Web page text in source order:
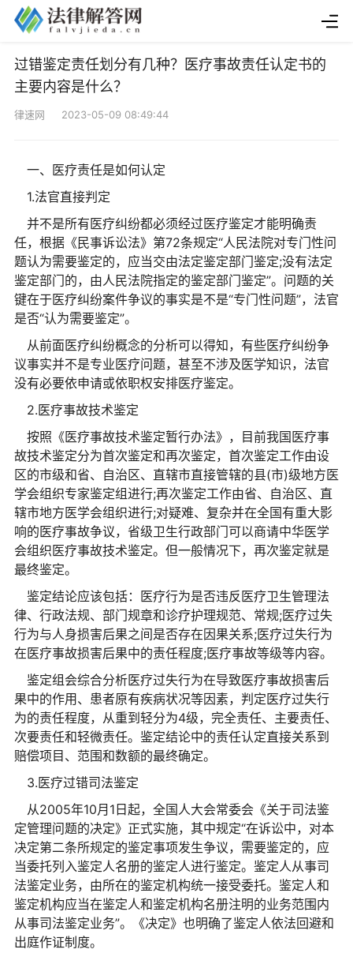
过错鉴定责任划分有几种？医疗事故责任认定书的
主要内容是什么？
律速网 2023-05-09 08:49:44
一、医疗责任是如何认定
1.法官直接判定
并不是所有医疗纠纷都必须经过医疗鉴定才能明确责
任，根据《民事诉讼法》第72条规定“人民法院对专门性问
题认为需要鉴定的，应当交由法定鉴定部门鉴定;没有法定
鉴定部门的，由人民法院指定的鉴定部门鉴定”。问题的关
键在于医疗纠纷案件争议的事实是不是“专门性问题”，法官
是否“认为需要鉴定”。
从前面医疗纠纷概念的分析可以得知，有些医疗纠纷争
议事实并不是专业医疗问题，甚至不涉及医学知识，法官
没有必要依申请或依职权安排医疗鉴定。
2.医疗事故技术鉴定
按照《医疗事故技术鉴定暂行办法》，目前我国医疗事
故技术鉴定分为首次鉴定和再次鉴定，首次鉴定工作由设
区的市级和省、自治区、直辖市直接管辖的县(市)级地方医
学会组织专家鉴定组进行;再次鉴定工作由省、自治区、直
辖市地方医学会组织进行;对疑难、复杂并在全国有重大影
响的医疗事故争议，省级卫生行政部门可以商请中华医学
会组织医疗事故技术鉴定。但一般情况下，再次鉴定就是
最终鉴定。
鉴定结论应该包括：医疗行为是否违反医疗卫生管理法
律、行政法规、部门规章和诊疗护理规范、常规;医疗过失
行为与人身损害后果之间是否存在因果关系;医疗过失行为
在医疗事故损害后果中的责任程度;医疗事故等级等内容。
鉴定组会综合分析医疗过失行为在导致医疗事故损害后
果中的作用、患者原有疾病状况等因素，判定医疗过失行
为的责任程度，从重到轻分为4级，完全责任、主要责任、
次要责任和轻微责任。鉴定结论中的责任认定直接关系到
赔偿项目、范围和数额的最终确定。
3.医疗过错司法鉴定
从2005年10月1日起，全国人大会常委会《关于司法鉴
定管理问题的决定》正式实施，其中规定“在诉讼中，对本
决定第二条所规定的鉴定事项发生争议，需要鉴定的，应
当委托列入鉴定人名册的鉴定人进行鉴定。鉴定人从事司
法鉴定业务，由所在的鉴定机构统一接受委托。鉴定人和
鉴定机构应当在鉴定人和鉴定机构名册注明的业务范围内
从事司法鉴定业务”。《决定》也明确了鉴定人依法回避和
出庭作证制度。